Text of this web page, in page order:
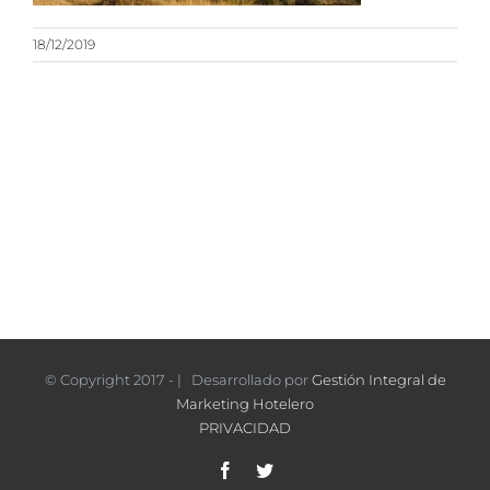
18/12/2019
© Copyright 2017 - | Desarrollado porGestión Integral de
Marketing Hotelero
PRIVACIDAD
FacebookTwitter